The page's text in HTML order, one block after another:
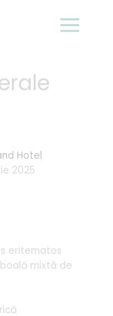
Hotel
2025
eritematos
mixtă de